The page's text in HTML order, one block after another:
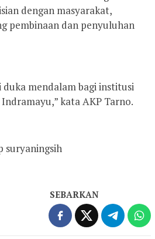
dengan masyarakat,
pembinaan dan penyuluhan
duka mendalam bagi institusi
kata AKP Tarno.
suryaningsih
SEBARKAN